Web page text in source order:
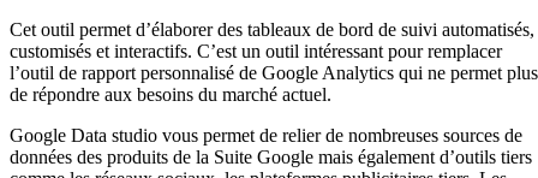
Cet outil permet d’élaborer des tableaux de bord de suivi automatisés,
customisés et interactifs. C’est un outil intéressant pour remplacer
l’outil de rapport personnalisé de Google Analytics qui ne permet plus
de répondre aux besoins du marché actuel.
Google Data studio vous permet de relier de nombreuses sources de
données des produits de la Suite Google mais également d’outils tiers